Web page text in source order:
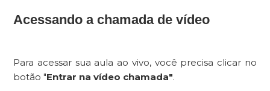
Acessando a chamada de vídeo
Para acessar sua aula ao vivo, você precisa clicar no
botão "Entrar na vídeo chamada".